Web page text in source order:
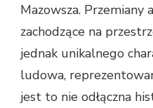
Mazowsza. Przemiany
zachodzące na
jednak unikalnego
ludowa,
jest to nie odłączna